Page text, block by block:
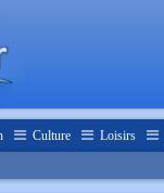
Culture Loisirs